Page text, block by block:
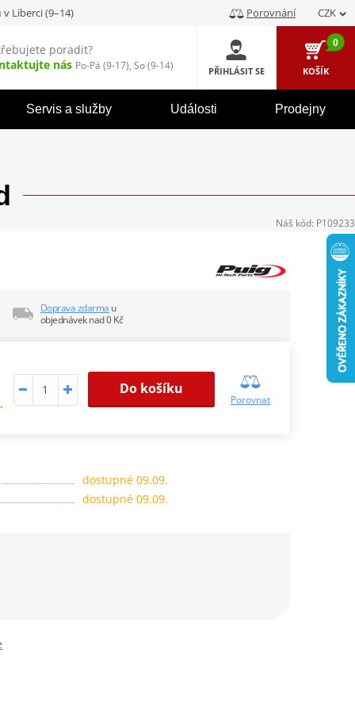
v Liberci (9–14) Porovnání CZK
poradit?
nás Po-Pá (9-17), So (9-14) PŘIHLÁSIT SE
0
KOŠÍK
Servis a služby Události Prodejny
Doprava zdarma u
objednávek nad 0 Kč
Do košíku
Porovnat
dostupné 09.09.
dostupné 09.09.
Náš kód: P109233